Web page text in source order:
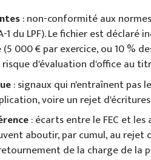
: non-conformité aux
1 du LPF). Le fichier est
(5 000 € par exercice, ou 10 %
d'évaluation d'office au
: signaux qui n'entraînent pas
voire un rejet
: écarts entre le FEC et
aboutir, par cumul, au
retournement de la charge de la